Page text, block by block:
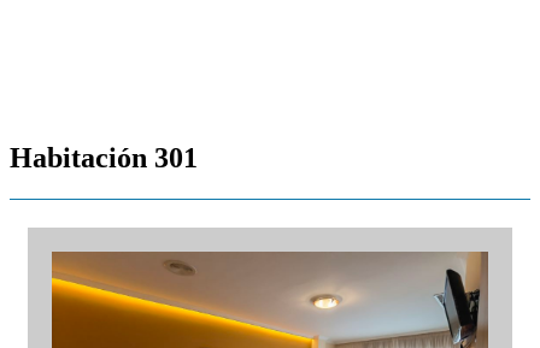
Habitación 301